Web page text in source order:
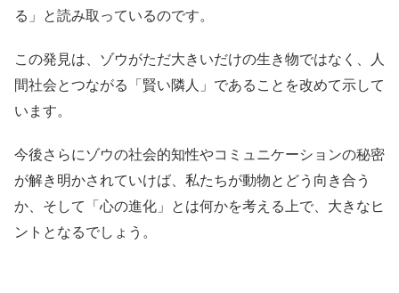
る」と読み取っているのです。
この発見は、ゾウがただ大きいだけの生き物ではなく、人
間社会とつながる「賢い隣人」であることを改めて示して
います。
今後さらにゾウの社会的知性やコミュニケーションの秘密
が解き明かされていけば、私たちが動物とどう向き合う
か、そして「心の進化」とは何かを考える上で、大きなヒ
ントとなるでしょう。